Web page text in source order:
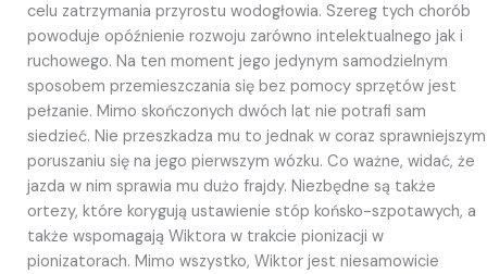
celu zatrzymania przyrostu wodogłowia. Szereg tych chorób
powoduje opóźnienie rozwoju zarówno intelektualnego jak i
ruchowego. Na ten moment jego jedynym samodzielnym
sposobem przemieszczania się bez pomocy sprzętów jest
pełzanie. Mimo skończonych dwóch lat nie potrafi sam
siedzieć. Nie przeszkadza mu to jednak w coraz sprawniejszym
poruszaniu się na jego pierwszym wózku. Co ważne, widać, że
jazda w nim sprawia mu dużo frajdy. Niezbędne są także
ortezy, które korygują ustawienie stóp końsko-szpotawych, a
także wspomagają Wiktora w trakcie pionizacji w
pionizatorach. Mimo wszystko, Wiktor jest niesamowicie